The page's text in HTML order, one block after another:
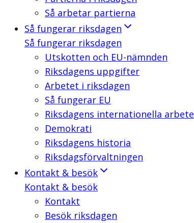
Så arbetar partierna
Så fungerar riksdagen
Så fungerar riksdagen
Utskotten och EU-nämnden
Riksdagens uppgifter
Arbetet i riksdagen
Så fungerar EU
Riksdagens internationella arbete
Demokrati
Riksdagens historia
Riksdagsförvaltningen
Kontakt & besök
Kontakt & besök
Kontakt
Besök riksdagen